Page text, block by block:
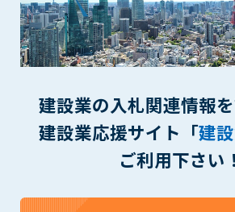
建設業の入札関連情報
建設業応援サイト「建
ご利用下さい！
ん。
3. 会員は、IDおよびパスワードの管理不
第三者（他の会員を含む）の使用等に
を負うものとし、管理者は一切責任を
第6条（会員の禁止事項）
1. 会員は建設資料館WEB上で以下の行為
す。
(1) 第三者または管理者の著作権、その他